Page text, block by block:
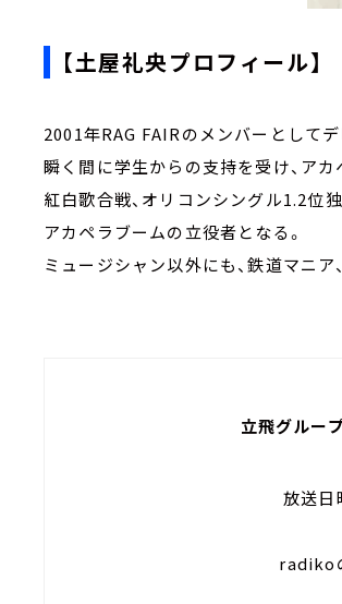
【土屋礼央プロフィール】
2001年RAG FAIRのメンバーとしてデ
瞬く間に学生からの支持を受け、ア
紅白歌合戦、オリコンシングル1.2位
アカペラブームの立役者となる。
ミュージシャン以外にも、鉄道マニア
立飛グルー
放送日
radikoの